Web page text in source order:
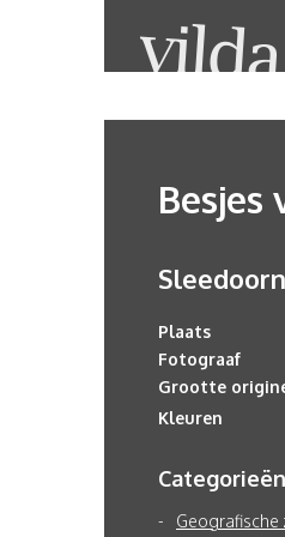
Besjes
Plaats
Fotograaf
Grootte
Kleuren
Categorieën
Geografische